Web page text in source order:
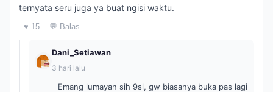
ternyata seru juga ya buat ngisi waktu.
♥ 15 💬 Balas
Dani_Setiawan
3 hari lalu
Emang lumayan sih 9sl, gw biasanya buka pas lagi